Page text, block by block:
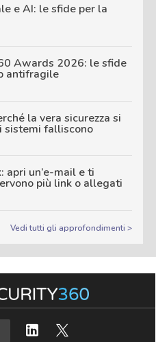
e AI: le sfide per la
Awards 2026: le sfide
antifragile
la vera sicurezza si
sistemi falliscono
apri un’e-mail e ti
più link o allegati
Vedi tutti gli approfondimenti >